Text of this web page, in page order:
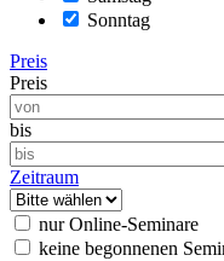
Sonntag
Preis
Preis
bis
Zeitraum
nur Online-Seminare
keine begonnenen